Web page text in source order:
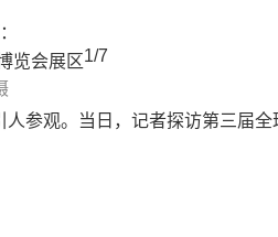
1/7
参观。当日，记者探访第三届